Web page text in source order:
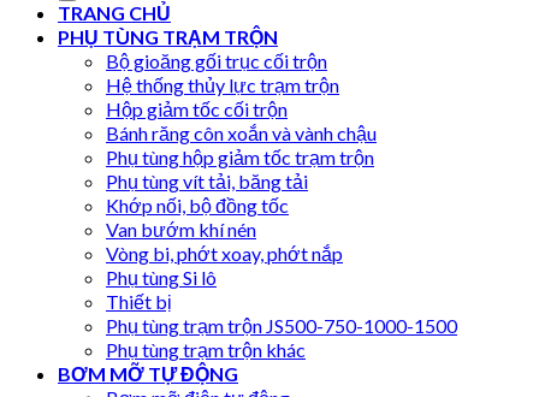
TRANG CHỦ
PHỤ TÙNG TRẠM TRỘN
Bộ gioăng gối trục cối trộn
Hệ thống thủy lực trạm trộn
Hộp giảm tốc cối trộn
Bánh răng côn xoắn và vành chậu
Phụ tùng hộp giảm tốc trạm trộn
Phụ tùng vít tải, băng tải
Khớp nối, bộ đồng tốc
Van bướm khí nén
Vòng bi, phớt xoay, phớt nắp
Phụ tùng Si lô
Thiết bị
Phụ tùng trạm trộn JS500-750-1000-1500
Phụ tùng trạm trộn khác
BƠM MỠ TỰ ĐỘNG